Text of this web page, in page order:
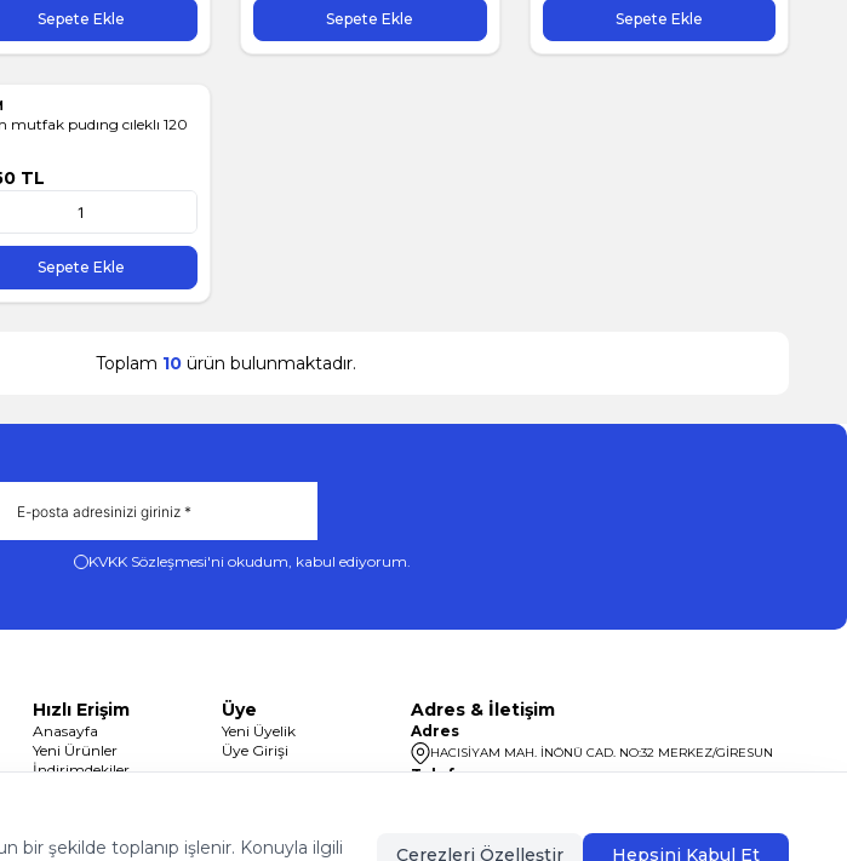
Sepete Ekle
Sepete Ekle
Sepete Ekle
mutfak pudıng cıleklı 120
TL
Sepete Ekle
Toplam 10ürün bulunmaktadır.
KVKK Sözleşmesi'ni okudum, kabul ediyorum.
Hızlı Erişim
Anasayfa
Yeni Ürünler
İndirimdekiler
Üye
Yeni Üyelik
Üye Girişi
Adres & İletişim
Adres
HACISİYAM MAH. İNÖNÜ CAD. NO:32 MERKEZ/GİRESUN
Telefon
bir şekilde toplanıp işlenir. Konuyla ilgili Çerezleri Özelleştir Hepsini Kabul Et